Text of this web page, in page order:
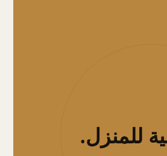
للمنزل.